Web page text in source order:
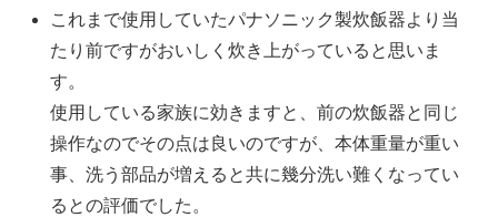
これまで使用していたパナソニック製炊飯器より当
たり前ですがおいしく炊き上がっていると思いま
す。
使用している家族に効きますと、前の炊飯器と同じ
操作なのでその点は良いのですが、本体重量が重い
事、洗う部品が増えると共に幾分洗い難くなってい
るとの評価でした。